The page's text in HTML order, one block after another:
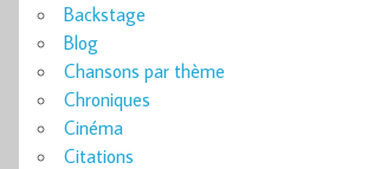
Backstage
Blog
Chansons par thème
Chroniques
Cinéma
Citations